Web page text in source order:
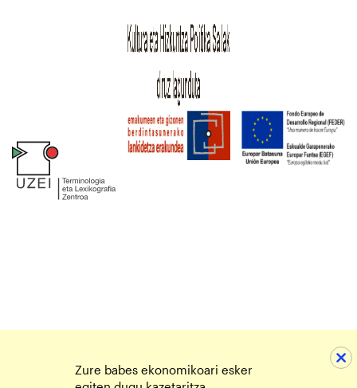
Zure babes ekonomikoari esker